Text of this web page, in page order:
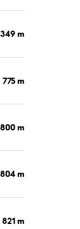
349 m
775 m
800 m
804 m
821 m